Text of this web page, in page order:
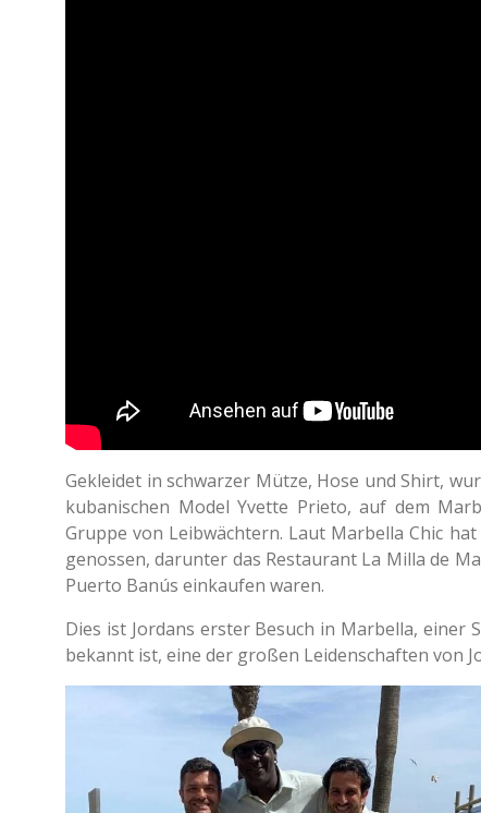
Gekleidet in schwarzer Mütze, Hose und Shirt,
kubanischen Model Yvette Prieto, auf dem
Gruppe von Leibwächtern. Laut Marbella Chic
genossen, darunter das Restaurant La Milla de
Puerto Banús einkaufen waren.
Dies ist Jordans erster Besuch in Marbella,
bekannt ist, eine der großen Leidenschaften von